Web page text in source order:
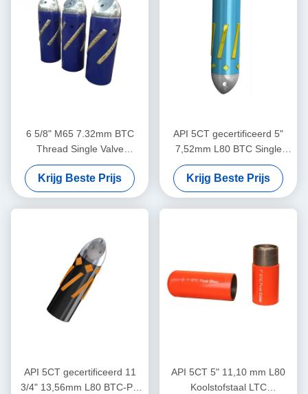
6 5/8" M65 7.32mm BTC
Thread Single Valve
Eccentric Nose Float Shoe
Dedicated voor olieveld
cementing toepassingen
Krijg Beste Prijs
API 5CT gecertificeerd 5"
7,52mm L80 BTC Single
Valve Self-Latch Aluminium
Alloy Float Shoe voor de
olie- en gasindustrie
Krijg Beste Prijs
API 5CT gecertificeerd 11
3/4" 13,56mm L80 BTC-PE
API 5CT 5" 11,10 mm L80
Koolstofstaal LTC